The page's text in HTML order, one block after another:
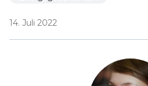
14. Juli 2022